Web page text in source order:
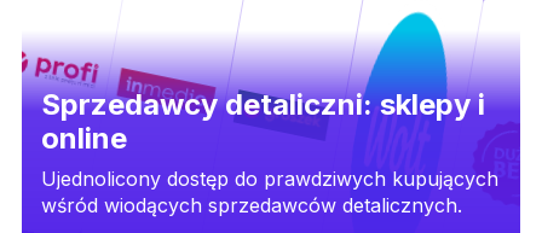
Sprzedawcy detaliczni: sklepy i
online
Ujednolicony dostęp do prawdziwych kupujących
wśród wiodących sprzedawców detalicznych.